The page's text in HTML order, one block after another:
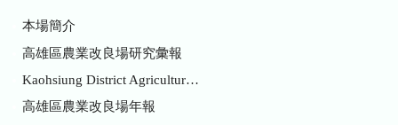
本場簡介
高雄區農業改良場研究彙報
Kaohsiung District Agricultural Research and Extension Station
高雄區農業改良場年報